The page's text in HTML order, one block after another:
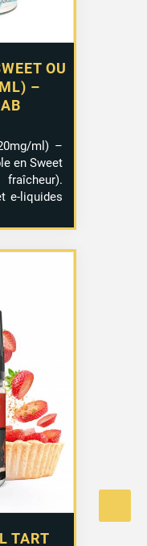
OU
–
ml) –
en Sweet
e-liquides
TART